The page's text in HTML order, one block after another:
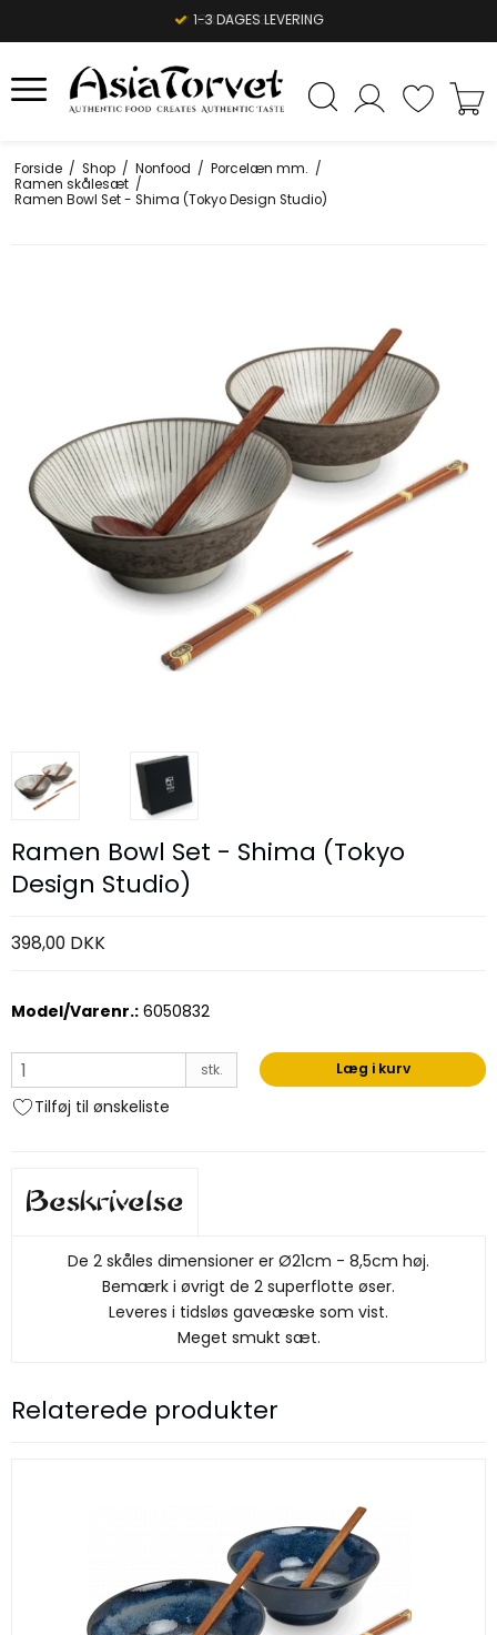
1-3 DAGES LEVERING
Forside / Shop / Nonfood / Porcelæn mm. /
Ramen skålesæt /
Ramen Bowl Set - Shima (Tokyo Design Studio)
Ramen Bowl Set - Shima (Tokyo
Design Studio)
398,00 DKK
Model/Varenr.: 6050832
stk. Læg i kurv
Tilføj til ønskeliste
Beskrivelse
De 2 skåles dimensioner er Ø21cm - 8,5cm høj.
Bemærk i øvrigt de 2 superflotte øser.
Leveres i tidsløs gaveæske som vist.
Meget smukt sæt.
Relaterede produkter